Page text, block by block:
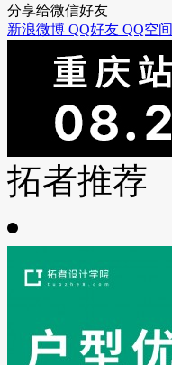
分享给微信好友
新浪微博 QQ好友 QQ空间
拓者推荐